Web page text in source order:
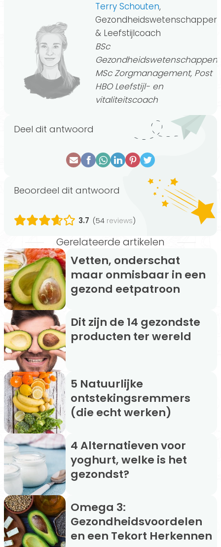
Terry Schouten,
Gezondheidswetenschapper
& Leefstijlcoach
BSc
Gezondheidswetenschappen,
MSc Zorgmanagement, Post
HBO Leefstijl- en
vitaliteitscoach
Deel dit antwoord
Beoordeel dit antwoord
3.7 (54 reviews)
Gerelateerde artikelen
Vetten, onderschat
maar onmisbaar in een
gezond eetpatroon
Dit zijn de 14 gezondste
producten ter wereld
5 Natuurlijke
ontstekingsremmers
(die echt werken)
4 Alternatieven voor
yoghurt, welke is het
gezondst?
Omega 3:
Gezondheidsvoordelen
en een Tekort Herkennen